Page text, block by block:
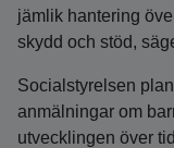
jämlik hantering
skydd och stöd,
Socialstyrelsen
anmälningar om
utvecklingen över